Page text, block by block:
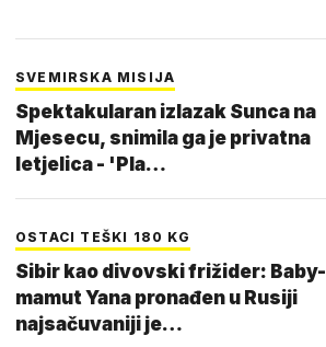
SVEMIRSKA MISIJA
Spektakularan izlazak Sunca na
Mjesecu, snimila ga je privatna
letjelica - 'Pla…
OSTACI TEŠKI 180 KG
Sibir kao divovski frižider: Baby-
mamut Yana pronađen u Rusiji
najsačuvaniji je…